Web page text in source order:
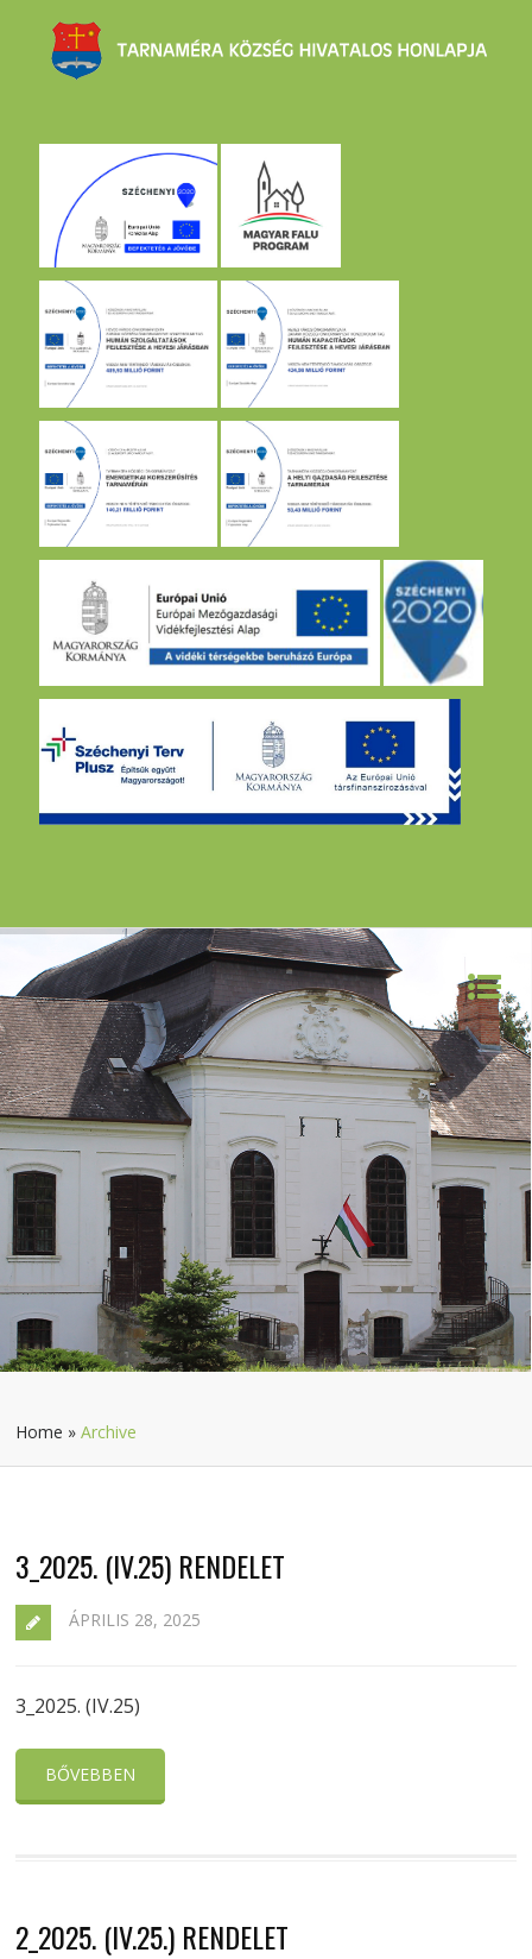
Home »Archive
3_2025. (IV.25) RENDELET
ÁPRILIS 28, 2025
3_2025. (IV.25)
BŐVEBBEN
2_2025. (IV.25.) RENDELET